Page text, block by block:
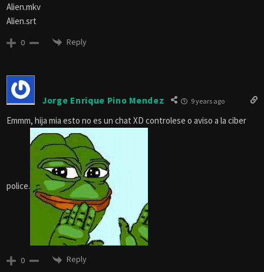
Alien.mkv
Alien.srt
0 Reply
Jorge Enrique Pino Mendez 9 years ago
Emmm, hija mia esto no es un chat XD controlese o aviso a la ciber
police.
0 Reply